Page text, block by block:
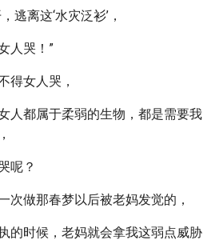
逃离这‘水灾泛衫’，
人哭！”
得女人哭，
人都属于柔弱的生物，都是需要我
呢？
次做那春梦以后被老妈发觉的，
的时候，老妈就会拿我这弱点威胁